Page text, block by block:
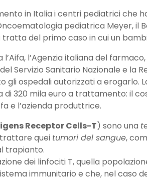
in Italia i centri pediatrici che
pediatrica Meyer, il
tratta del primo caso in cui un
l’Aifa, l’Agenzia italiana del
Servizio Sanitario Nazionale e la
gli ospedali autorizzati a
320 mila euro a trattamento: il
e l’azienda produttrice.
Receptor Cells-T) sono una
quei tumori del sangue,
trapianto.
dei linfociti T, quella
immunitario e che, nel caso